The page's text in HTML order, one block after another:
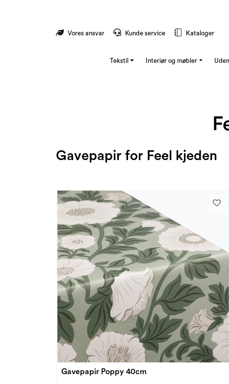
Vores ansvar Kunde service Kataloger
Tekstil Interiør og møbler
Gavepapir for Feel kjeden
Gavepapir Poppy 40cm